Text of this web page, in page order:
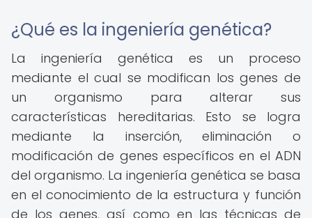
¿Qué es la ingeniería genética?
La ingeniería genética es un proceso
mediante el cual se modifican los genes de
un organismo para alterar sus
características hereditarias. Esto se logra
mediante la inserción, eliminación o
modificación de genes específicos en el ADN
del organismo. La ingeniería genética se basa
en el conocimiento de la estructura y función
de los genes, así como en las técnicas de